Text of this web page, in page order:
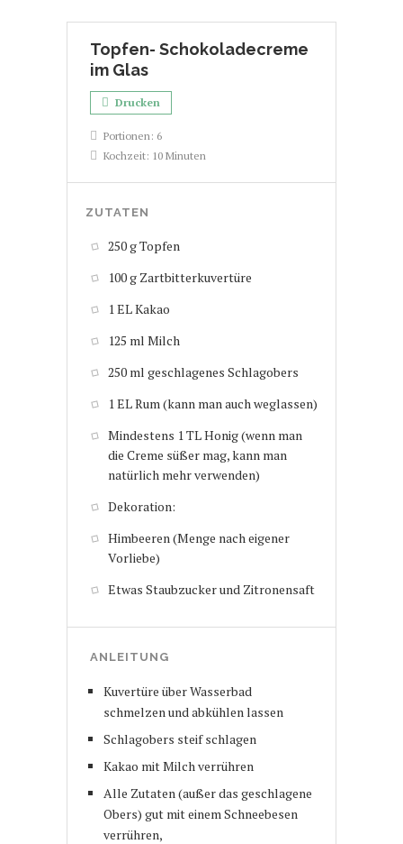
Topfen- Schokoladecreme
im Glas
Drucken
Portionen: 6
Kochzeit: 10 Minuten
ZUTATEN
250 g Topfen
100 g Zartbitterkuvertüre
1 EL Kakao
125 ml Milch
250 ml geschlagenes Schlagobers
1 EL Rum (kann man auch weglassen)
Mindestens 1 TL Honig (wenn man
die Creme süßer mag, kann man
natürlich mehr verwenden)
Dekoration:
Himbeeren (Menge nach eigener
Vorliebe)
Etwas Staubzucker und Zitronensaft
ANLEITUNG
Kuvertüre über Wasserbad
schmelzen und abkühlen lassen
Schlagobers steif schlagen
Kakao mit Milch verrühren
Alle Zutaten (außer das geschlagene
Obers) gut mit einem Schneebesen
verrühren,